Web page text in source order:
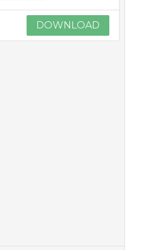
DOWNLOAD